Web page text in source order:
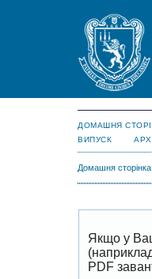
ДОМАШНЯ
ВИПУСК
Домашня сторінка
Якщо у
PDF